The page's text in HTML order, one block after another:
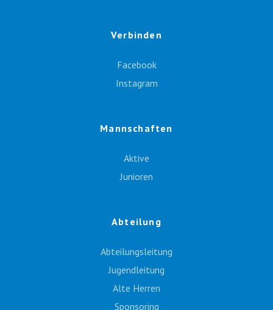
Verbinden
Facebook
Instagram
Mannschaften
Aktive
Junioren
Abteilung
Abteilungsleitung
Jugendleitung
Alte Herren
Sponsoring